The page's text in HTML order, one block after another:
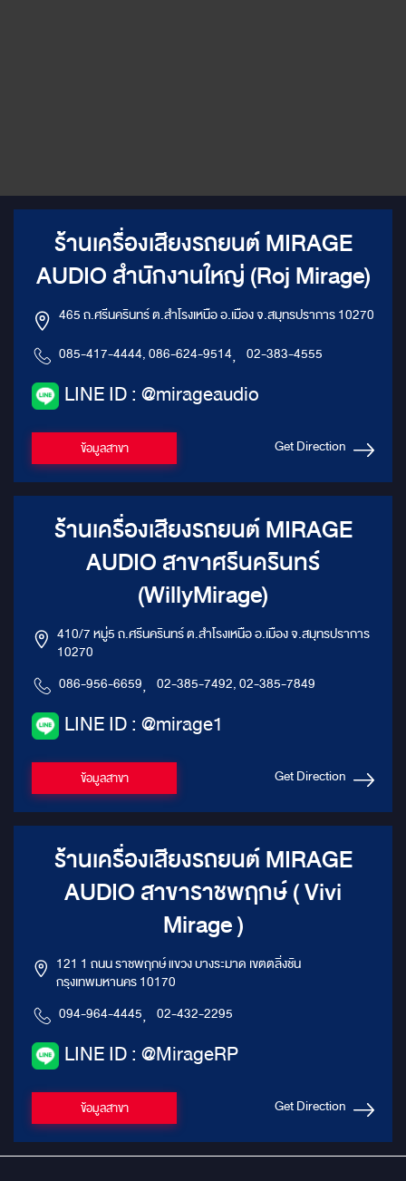
ร้านเครื่องเสียงรถยนต์ MIRAGE
AUDIO สำนักงานใหญ่ (Roj Mirage)
465 ถ.ศรีนครินทร์ ต.สำโรงเหนือ อ.เมือง จ.สมุทรปราการ 10270
085-417-4444, 086-624-9514, 02-383-4555
LINE ID : @mirageaudio
ข้อมูลสาขา Get Direction
ร้านเครื่องเสียงรถยนต์ MIRAGE
AUDIO สาขาศรีนครินทร์
(WillyMirage)
410/7 หมู่5 ถ.ศรีนครินทร์ ต.สำโรงเหนือ อ.เมือง จ.สมุทรปราการ
10270
086-956-6659, 02-385-7492, 02-385-7849
LINE ID : @mirage1
ข้อมูลสาขา Get Direction
ร้านเครื่องเสียงรถยนต์ MIRAGE
AUDIO สาขาราชพฤกษ์ ( Vivi
Mirage )
121 1 ถนน ราชพฤกษ์ แขวง บางระมาด เขตตลิ่งชัน
กรุงเทพมหานคร 10170
094-964-4445, 02-432-2295
LINE ID : @MirageRP
ข้อมูลสาขา Get Direction